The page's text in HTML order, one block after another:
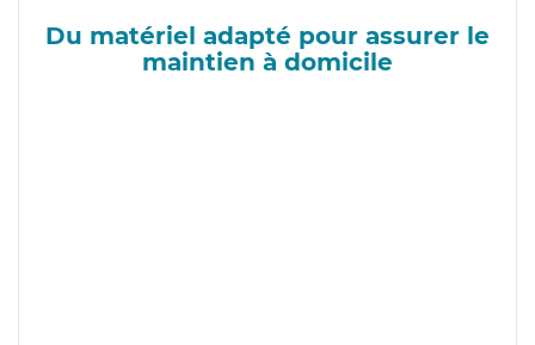
Du matériel adapté pour assurer le
maintien à domicile